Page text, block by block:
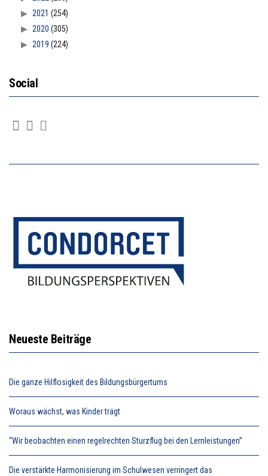
2021 (254)
2020 (305)
2019 (224)
Social
Neueste Beiträge
Die ganze Hilflosigkeit des Bildungsbürgertums
Woraus wächst, was Kinder trägt
“Wir beobachten einen regelrechten Sturzflug bei den Lernleistungen”
Die verstärkte Harmonisierung im Schulwesen verringert das